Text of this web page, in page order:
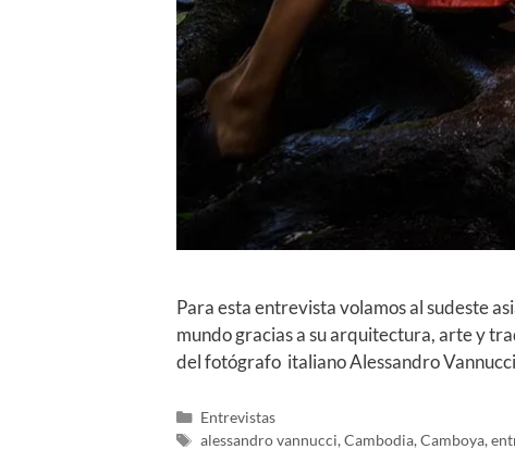
Para esta entrevista volamos al sudeste
mundo gracias a su arquitectura, arte y
del fotógrafo italiano Alessandro
Entrevistas
alessandro vannucci,Cambodia,Camboya,